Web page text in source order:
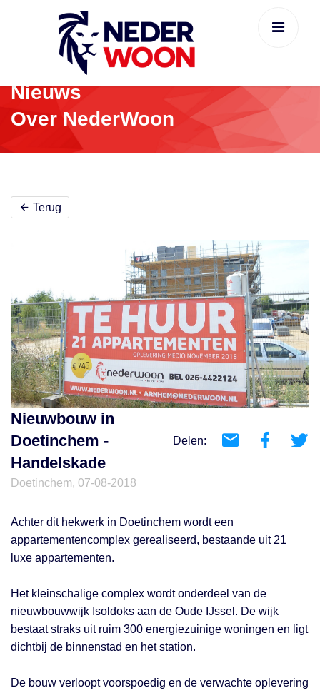
Nieuws
Over NederWoon
Terug
Nieuwbouw in
Doetinchem -
Handelskade
Delen:
Doetinchem, 07-08-2018
Achter dit hekwerk in Doetinchem wordt een
appartementencomplex gerealiseerd, bestaande uit 21
luxe appartementen.
Het kleinschalige complex wordt onderdeel van de
nieuwbouwwijk Isoldoks aan de Oude IJssel. De wijk
bestaat straks uit ruim 300 energiezuinige woningen en ligt
dichtbij de binnenstad en het station.
De bouw verloopt voorspoedig en de verwachte oplevering